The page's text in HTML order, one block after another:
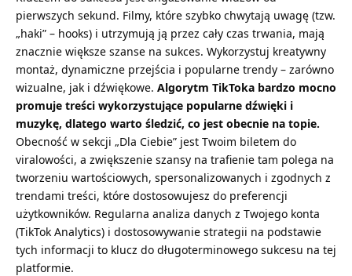
pierwszych sekund. Filmy, które szybko chwytają uwagę (tzw.
„haki” – hooks) i utrzymują ją przez cały czas trwania, mają
znacznie większe szanse na sukces. Wykorzystuj kreatywny
montaż, dynamiczne przejścia i popularne trendy – zarówno
wizualne, jak i dźwiękowe. Algorytm TikToka bardzo mocno
promuje treści wykorzystujące popularne dźwięki i
muzykę, dlatego warto śledzić, co jest obecnie na topie.
Obecność w sekcji „Dla Ciebie” jest Twoim biletem do
viralowości, a zwiększenie szansy na trafienie tam polega na
tworzeniu wartościowych, spersonalizowanych i zgodnych z
trendami treści, które dostosowujesz do preferencji
użytkowników. Regularna analiza danych z Twojego konta
(TikTok Analytics) i dostosowywanie strategii na podstawie
tych informacji to klucz do długoterminowego sukcesu na tej
platformie.